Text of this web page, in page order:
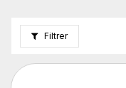
Filtrer